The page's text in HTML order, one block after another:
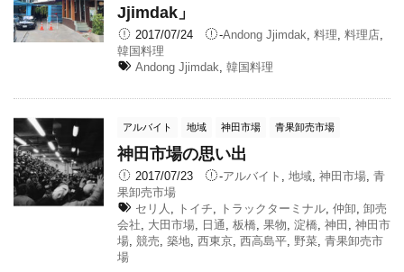
Jjimdak」
2017/07/24 -Andong Jjimdak 料理 料理店,
韓国料理
Andong Jjimdak ,韓国料理
アルバイト 地域 神田市場 青果卸売市場
神田市場の思い出
2017/07/23 -アルバイト 地域, 神田市場, 青
果卸売市場
セリ人
トイチ トラックターミナル ,仲卸 ,卸売
会社
大田市場 日通 板橋 果物 淀橋 神田
神田市
場 競売 築地 西東京 西高島平 野菜 青果卸売市
場